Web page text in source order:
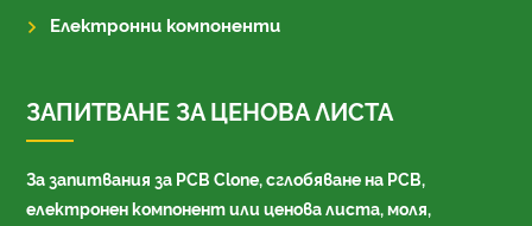
Електронни компоненти
ЗАПИТВАНЕ ЗА ЦЕНОВА ЛИСТА
За запитвания за PCB Clone, сглобяване на PCB,
електронен компонент или ценова листа, моля,